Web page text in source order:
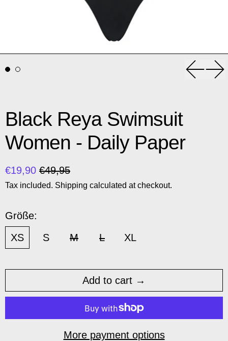
Black Reya Swimsuit
Women - Daily Paper
Regular price
€19,90 Sale price
€49,95
Tax included. Shipping calculated at checkout.
Größe:
XS
S M L XL
Add to cart
More payment options